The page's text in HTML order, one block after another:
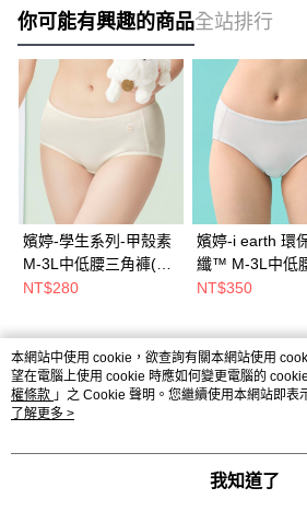
你可能有興趣的商品全站排行
嬪婷-學生系列-甲殼素
M-3L中低腰三角褲(雲
朵白) BS3107CR
NT$280
嬪婷-i earth 環
纖™ M-3L中低
褲(天空藍)
NT$350
熱門標籤
本網站中使用 cookie，欲查詢有關本網站使用
望在電腦上使用 cookie 時應如何變更電腦的
權條款 」之 Cookie 聲明。您繼續使用本網站即表
用條款之 Cookie 聲明使用 cookie。
了解更多 >
我知道了